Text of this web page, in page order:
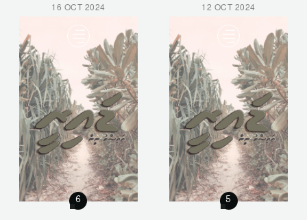
16 OCT 2024
6
12 OCT 2024
5